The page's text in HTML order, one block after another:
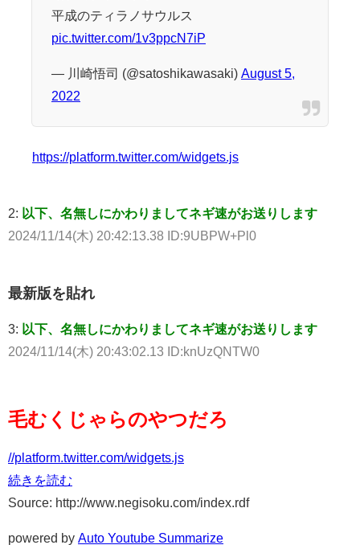
平成のティラノサウルス
pic.twitter.com/1v3ppcN7iP
— 川崎悟司 (@satoshikawasaki) August 5,
2022
https://platform.twitter.com/widgets.js
2: 以下、名無しにかわりましてネギ速がお送りします
2024/11/14(木) 20:42:13.38 ID:9UBPW+Pl0
最新版を貼れ
3: 以下、名無しにかわりましてネギ速がお送りします
2024/11/14(木) 20:43:02.13 ID:knUzQNTW0
毛むくじゃらのやつだろ
//platform.twitter.com/widgets.js
続きを読む
Source: http://www.negisoku.com/index.rdf
powered by Auto Youtube Summarize